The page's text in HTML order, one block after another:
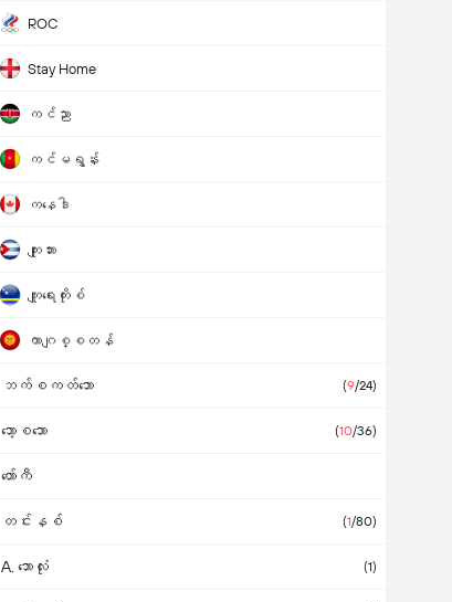
ROC
Stay Home
ကင်ညာ
ကင်မရွန်း
ကနေဒါ
ကျုးဘား
ကျူရေးကိုးစ်
ကာဂျစ္စတန်
ကာဇက်စတန်
ကာတာ
ကိုစတာရီကာ
ကိုဆိုဗို
ကိုလံဘီယာ
ဘက်စကတ်ဘော (9/24)
ဘော့စဘော (10/36)
ဟော်ကီ
တင်းနစ် (1/80)
A. ဘောလုံး (1)